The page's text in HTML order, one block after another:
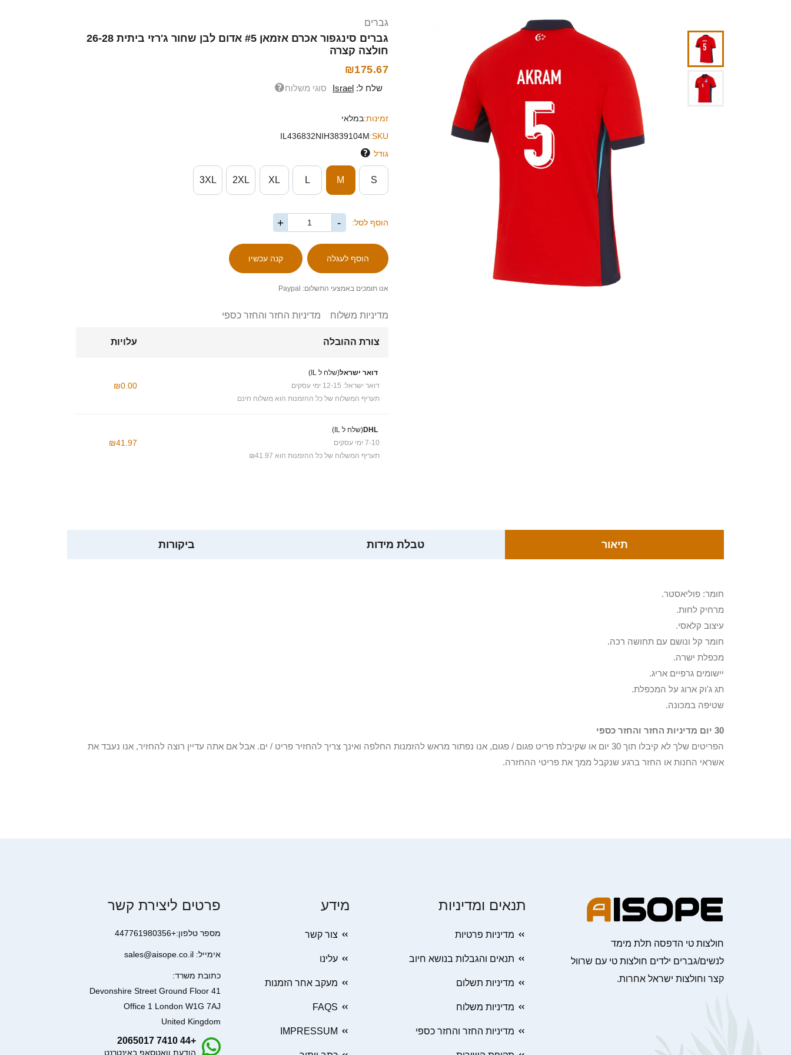
גברים
גברים סינגפור אכרם אזמאן #5 אדום לבן שחור ג'רזי ביתית 26-28
חולצה קצרה
₪175.67
שלח ל: Israel סוגי משלוח
זמינות:במלאי
SKU:
IL436832NIH3839104M
גודל
S
M
L
XL
2XL
3XL
הוסף לסל: -
+
אנו תומכים באמצעי התשלום: Paypal
מדיניות משלוח מדיניות החזר והחזר כספי
צורת ההובלה עלויות
דואר ישראל(שלח ל IL)
דואר ישראל: 12-15 ימי עסקים
תעריף המשלוח של כל ההזמנות הוא משלוח חינם
₪0.00
DHL(שלח ל IL)
7-10 ימי עסקים
תעריף המשלוח של כל ההזמנות הוא ₪41.97
₪41.97
תיאור טבלת מידות ביקורות
חומר: פוליאסטר.
מרחיק לחות.
עיצוב קלאסי.
חומר קל ונושם עם תחושה רכה.
מכפלת ישרה.
יישומים גרפיים אריג.
תג ג'וק ארוג על המכפלת.
שטיפה במכונה.
30 יום מדיניות החזר והחזר כספי
הפריטים שלך לא קיבלו תוך 30 יום או שקיבלת פריט פגום / פגום, אנו נפתור מראש להזמנות החלפה ואינך צריך להחזיר פריט / ים. אבל אם אתה עדיין רוצה להחזיר, אנו נעבד את
אשראי החנות או החזר ברגע שנקבל ממך את פריטי ההחזרה.
חולצות טי הדפסה תלת מימד
לנשים/גברים ילדים חולצות טי עם שרוול
קצר וחולצות ישראל אחרות.
תנאים ומדיניות
מדיניות פרטיות
תנאים והגבלות בנושא חיוב
מדיניות תשלום
מדיניות משלוח
מדיניות החזר והחזר כספי
מידע
צור קשר
עלינו
מעקב אחר הזמנות
FAQS
IMPRESSUM
פרטים ליצירת קשר
מספר טלפון:+447761980356
אימייל: sales@aisope.co.il
כתובת משרד:
41 Devonshire Street Ground Floor
Office 1 London W1G 7AJ
United Kingdom
+44 7410 2065017
הודעת וואטסאפ באינטרנט